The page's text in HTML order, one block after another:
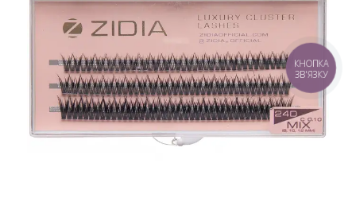
КНОПКА
ЗВ'ЯЗКУ